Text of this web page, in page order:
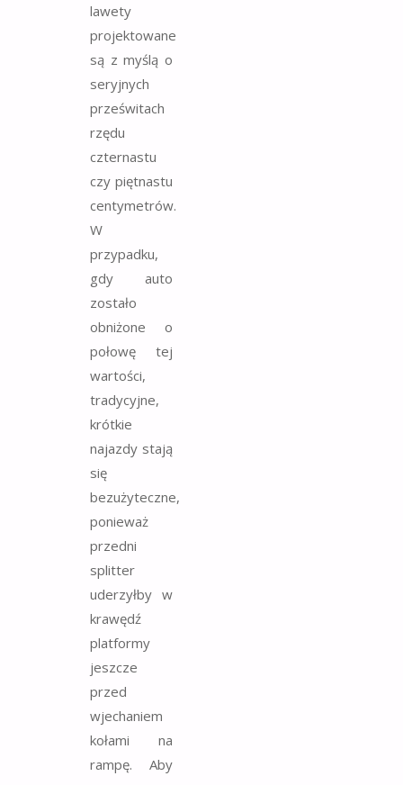
lawety
projektowane
są z myślą o
seryjnych
prześwitach
rzędu
czternastu
czy piętnastu
centymetrów.
W
przypadku,
gdy auto
zostało
obniżone o
połowę tej
wartości,
tradycyjne,
krótkie
najazdy stają
się
bezużyteczne,
ponieważ
przedni
splitter
uderzyłby w
krawędź
platformy
jeszcze
przed
wjechaniem
kołami na
rampę. Aby